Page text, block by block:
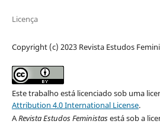
Licença
Copyright (c) 2023 Revista Estudos
Este trabalho está licenciado sob uma
Attribution 4.0 International License.
ARevista Estudos Feministasestá sob a